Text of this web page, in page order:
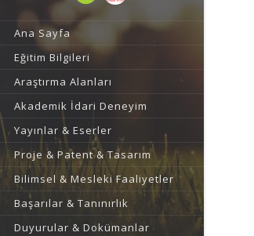
Ana Sayfa
Eğitim Bilgileri
Araştırma Alanları
Akademik İdari Deneyim
Yayınlar & Eserler
Proje & Patent & Tasarım
Bilimsel & Mesleki Faaliyetler
Başarılar & Tanınırlık
Duyurular & Dokümanlar